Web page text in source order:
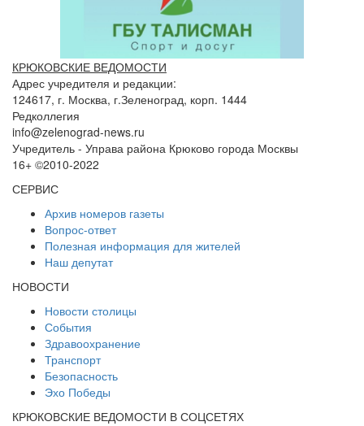
КРЮКОВСКИЕ ВЕДОМОСТИ
Адрес учредителя и редакции:
124617, г. Москва, г.Зеленоград, корп. 1444
Редколлегия
info@zelenograd-news.ru
Учредитель - Управа района Крюково города Москвы
16+ ©2010-2022
СЕРВИС
Архив номеров газеты
Вопрос-ответ
Полезная информация для жителей
Наш депутат
НОВОСТИ
Новости столицы
События
Здравоохранение
Транспорт
Безопасность
Эхо Победы
КРЮКОВСКИЕ ВЕДОМОСТИ В СОЦСЕТЯХ